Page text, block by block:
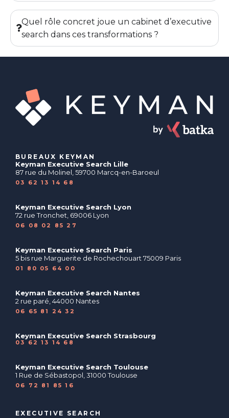
Quel rôle concret joue un cabinet d’executive
search dans ces transformations ?
BUREAUX KEYMAN
Keyman Executive Search Lille
87 rue du Molinel, 59700 Marcq-en-Baroeul
03 62 13 14 68
Keyman Executive Search Lyon
72 rue Tronchet, 69006 Lyon
06 08 02 85 27
Keyman Executive Search Paris
5 bis rue Marguerite de Rochechouart 75009 Paris
01 80 05 64 00
Keyman Executive Search Nantes
2 rue paré, 44000 Nantes
06 65 81 24 32
Keyman Executive Search Strasbourg
03 62 13 14 68
Keyman Executive Search Toulouse
1 Rue de Sébastopol, 31000 Toulouse
06 72 81 85 16
EXECUTIVE SEARCH